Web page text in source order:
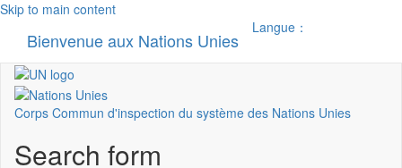
Skip to main content
Bienvenue aux Nations Unies
Langue：
Corps Commun d'inspection du système des Nations Unies
Search form